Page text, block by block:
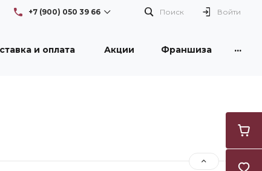
+7 (900) 050 39 66 Поиск Войти
и оплата Акции Франшиза ...